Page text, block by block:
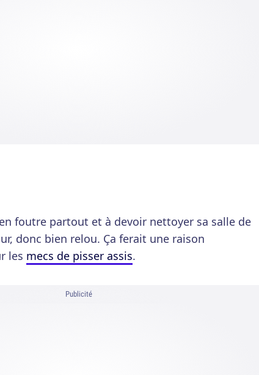
foutre partout et à devoir nettoyer sa salle de
donc bien relou. Ça ferait une raison
les mecs de pisser assis.
Publicité